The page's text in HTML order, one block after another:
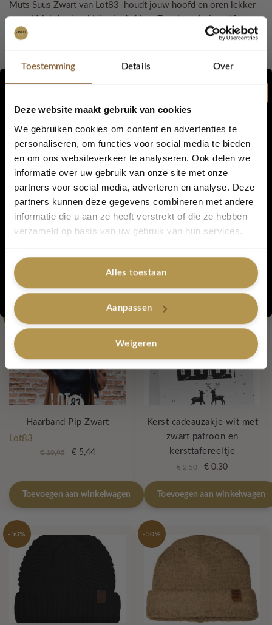
Toestemming Details Over
Deze website maakt gebruik van cookies
We gebruiken cookies om content en advertenties te
personaliseren, om functies voor social media te bieden
en om ons websiteverkeer te analyseren. Ook delen we
informatie over uw gebruik van onze site met onze
partners voor social media, adverteren en analyse. Deze
partners kunnen deze gegevens combineren met andere
informatie die u aan ze heeft verstrekt of die ze hebben
verzameld op basis van uw gebruik van hun services.
Alles toestaan
Aanpassen
Weigeren
Muts Suus Zwart van Lot83 houdt jouw hoofd en oren lekker
warm! Met de shawl Nina in de kleur Zwart maakt je outfit
helemaal af deze winter. Naast deze kleur is de muts
Nog meer over de muts Suus:
Reiniging:wasmachine 30ºC
Artikelnummer:
Muts Suus zwart
Lot83 - 50% korting
Tags: zwart,lot83,muts
Gerelateerde producten
-50%
Haarband Pip Zwart
Lot83
€10,95
Oorspronkelijke
€ 10,95.
€5,44Huidige
€ 5,44.
Toevoegen aan winkelwagen
Kerst cadeauzakje wit met
zwart patroon en
kersttafereeltje
€2,50
Oorspronkelijke
prijs
was:
€ 2,50.
€ 0,30Huidige
prijs
is:
€ 0,30.
Toevoegen aan winkelwagen
-50% -50%
5% korting...
Ja, graag!
Nee, bedankt